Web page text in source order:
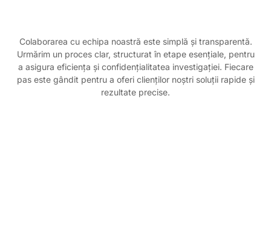
Colaborarea cu echipa noastră este simplă și transparentă.
Urmărim un proces clar, structurat în etape esențiale, pentru
a asigura eficiența și confidențialitatea investigației. Fiecare
pas este gândit pentru a oferi clienților noștri soluții rapide și
rezultate precise.